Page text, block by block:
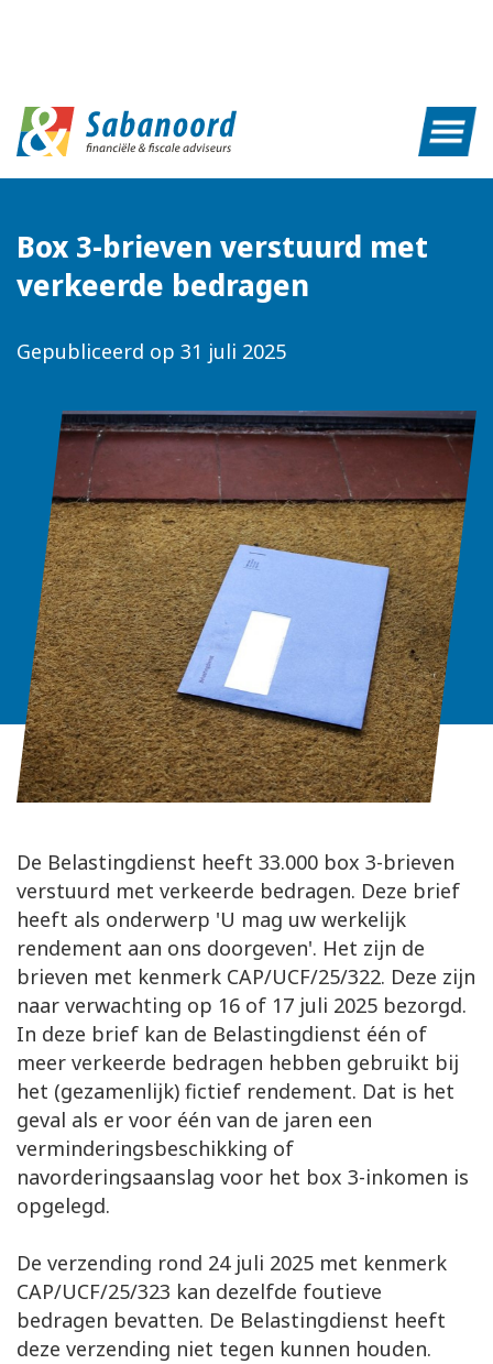
Box 3-brieven verstuurd met
verkeerde bedragen
Gepubliceerd op 31 juli 2025
De Belastingdienst heeft 33.000 box 3-brieven
verstuurd met verkeerde bedragen. Deze brief
heeft als onderwerp 'U mag uw werkelijk
rendement aan ons doorgeven'. Het zijn de
brieven met kenmerk CAP/UCF/25/322. Deze zijn
naar verwachting op 16 of 17 juli 2025 bezorgd.
In deze brief kan de Belastingdienst één of
meer verkeerde bedragen hebben gebruikt bij
het (gezamenlijk) fictief rendement. Dat is het
geval als er voor één van de jaren een
verminderingsbeschikking of
navorderingsaanslag voor het box 3-inkomen is
opgelegd.
De verzending rond 24 juli 2025 met kenmerk
CAP/UCF/25/323 kan dezelfde foutieve
bedragen bevatten. De Belastingdienst heeft
deze verzending niet tegen kunnen houden.